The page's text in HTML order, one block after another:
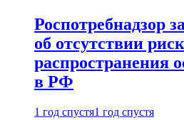
Роспотребнадзор
об отсутствии
распространения
в РФ
1 год спустя1 год спустя